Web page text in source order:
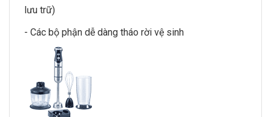
lưu trữ)
- Các bộ phận dễ dàng tháo rời vệ sinh